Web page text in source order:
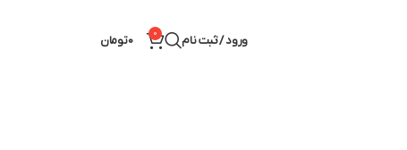
ورود / ثبت نام 0
0تومان